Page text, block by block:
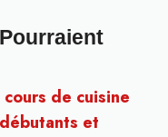
de cuisine
et